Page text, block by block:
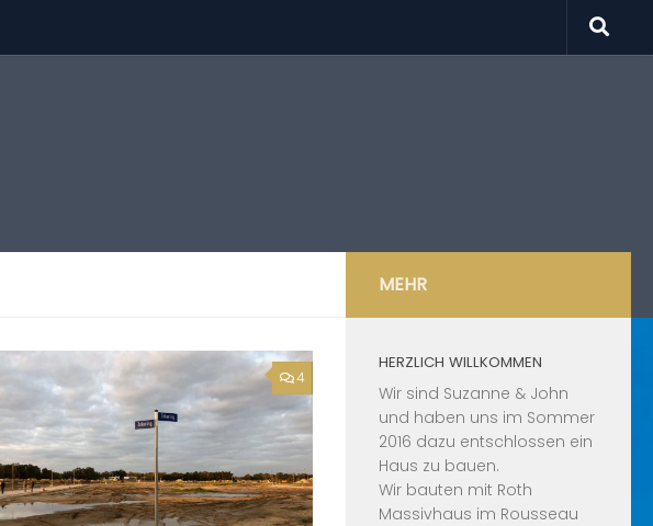
4
MEHR
HERZLICH WILLKOMMEN
Wir sind Suzanne & John
und haben uns im Sommer
2016 dazu entschlossen ein
Haus zu bauen.
Wir bauten mit Roth
Massivhaus im Rousseau